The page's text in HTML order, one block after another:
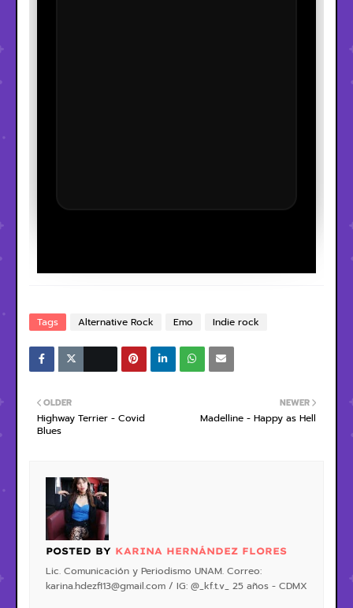
Tags Alternative Rock Emo Indie rock
NEWER
Madelline - Happy as Hell
OLDER
Highway Terrier - Covid
Blues
POSTED BY KARINA HERNÁNDEZ FLORES
Lic. Comunicación y Periodismo UNAM. Correo:
karina.hdezfl13@gmail.com / IG: @_kf.t.v_ 25 años - CDMX